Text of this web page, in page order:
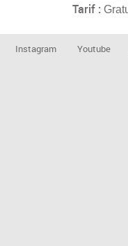
Tarif :
Instagram Youtube